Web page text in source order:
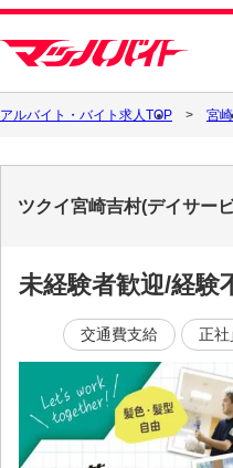
アルバイト・バイト求人TOP 宮
ツクイ宮崎吉村(デイサー
未経験者歓迎/経験
交通費支給 正社